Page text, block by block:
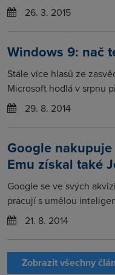
26. 3. 2015
Windows 9: nač
Stále více hlasů ze
Microsoft hodlá v srpnu
29. 8. 2014
Google
Emu získal také
Google se ve svých
pracují s umělou
21. 8. 2014
Zobrazit všechny